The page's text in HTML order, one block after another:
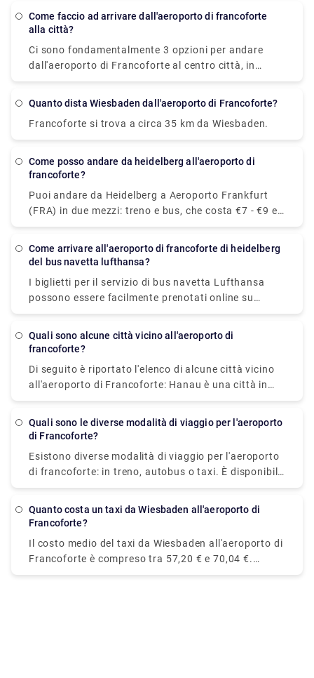
Come faccio ad arrivare dall'aeroporto di francoforte
alla città?
Ci sono fondamentalmente 3 opzioni per andare
dall'aeroporto di Francoforte al centro città, in
treno, autobus o taxi. Il viaggio in treno può durare
viaggio in autobus di 30 minuti costa circa 4,35 €
per raggiungere il centro città. Le tariffe per un taxi
non sono fisse.
Quanto dista Wiesbaden dall'aeroporto di Francoforte?
Francoforte si trova a circa 35 km da Wiesbaden.
Come posso andare da heidelberg all'aeroporto di
francoforte?
Puoi andare da Heidelberg a Aeroporto Frankfurt
(FRA) in due mezzi: treno e bus, che costa €7 - €9 e
impiega circa 1h per raggiungere la destinazione.
Come arrivare all'aeroporto di francoforte di heidelberg
del bus navetta lufthansa?
I biglietti per il servizio di bus navetta Lufthansa
possono essere facilmente prenotati online su
lufthansa.com/, in un ufficio viaggi o presso un
alternativa, gli autobus per l'aeroporto lasciano il
stazione dei treni a lunga percorrenza (uscita
REWE).
Quali sono alcune città vicino all'aeroporto di
francoforte?
Di seguito è riportato l'elenco di alcune città vicino
all'aeroporto di Francoforte: Hanau è una città in
Germania, a 25 km da Francoforte sul Meno.
km da Mannheim, Germania. Bonn, Germania, a 132
da francoforte.
Quali sono le diverse modalità di viaggio per l'aeroporto
di Francoforte?
Esistono diverse modalità di viaggio per l'aeroporto
di francoforte: in treno, autobus o taxi. È disponibile
anche il noleggio di un'auto senza conducente.
Quanto costa un taxi da Wiesbaden all'aeroporto di
Francoforte?
Il costo medio del taxi da Wiesbaden all'aeroporto di
Francoforte è compreso tra 57,20 € e 70,04 €.
Tuttavia, per conoscere il prezzo fisso è necessario